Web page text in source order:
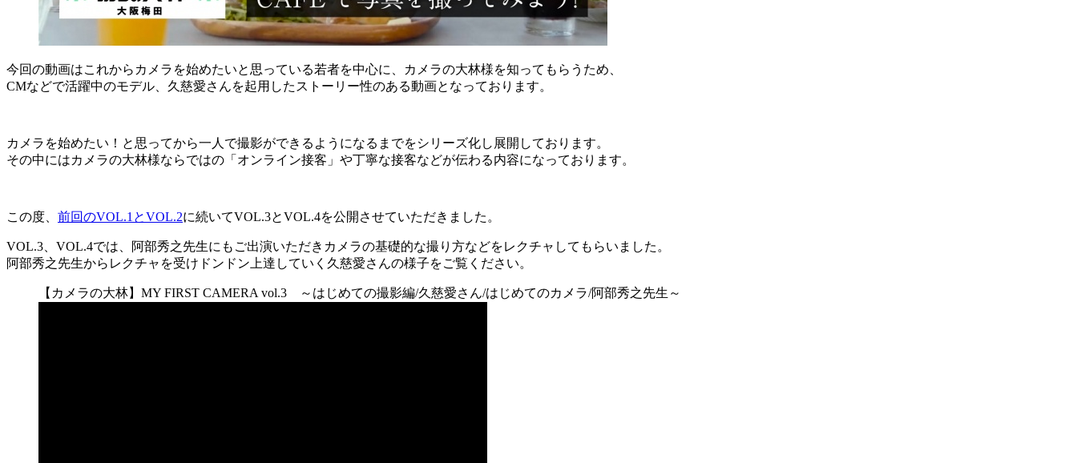
今回の動画はこれからカメラを始めたいと思っている若者を中心に、カメラの大林様を知ってもらうため、
CMなどで活躍中のモデル、久慈愛さんを起用したストーリー性のある動画となっております。
カメラを始めたい！と思ってから一人で撮影ができるようになるまでをシリーズ化し展開しております。
その中にはカメラの大林様ならではの「オンライン接客」や丁寧な接客などが伝わる内容になっております。
この度、 前回のVOL.1とVOL.2に続いてVOL.3とVOL.4を公開させていただきました。
VOL.3、VOL.4では、阿部秀之先生にもご出演いただきカメラの基礎的な撮り方などをレクチャしてもらいました。
阿部秀之先生からレクチャを受けドンドン上達していく久慈愛さんの様子をご覧ください。
【カメラの大林】MY FIRST CAMERA vol.3 ～はじめての撮影編/久慈愛さん/はじめてのカメラ/阿部秀之先生～